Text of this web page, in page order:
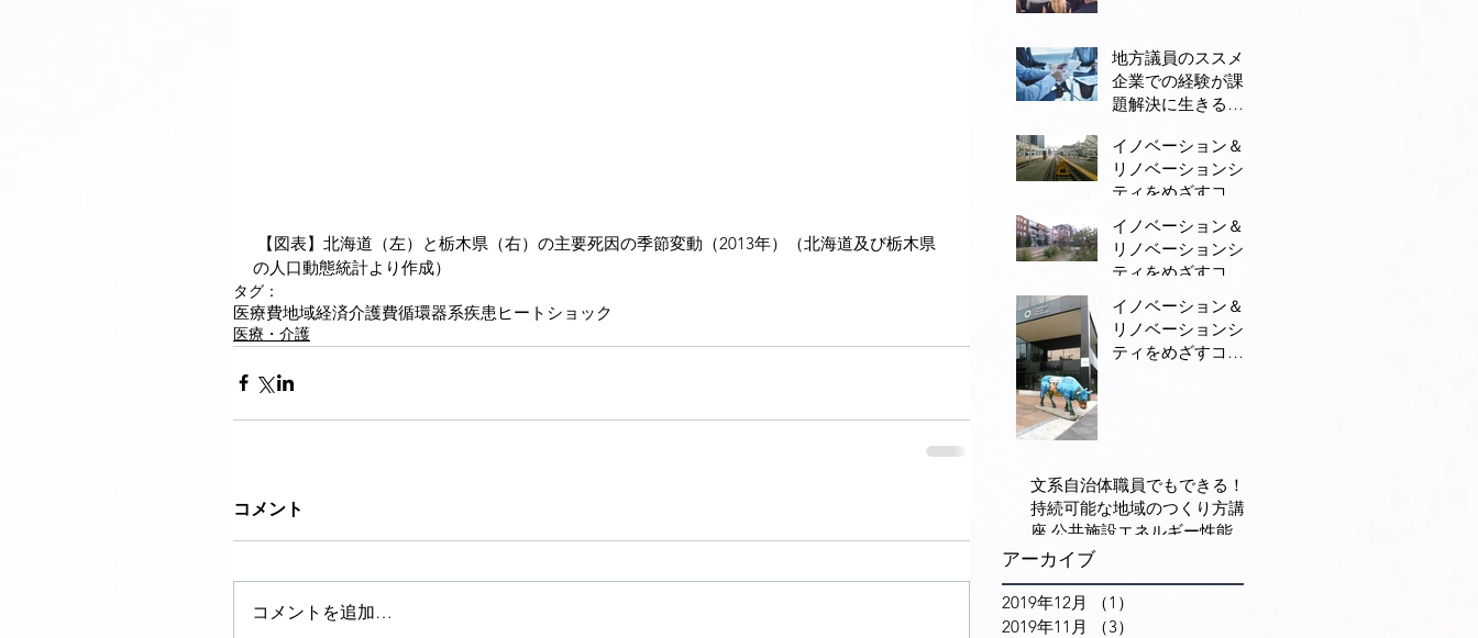
の人口動態統計より作成）
タグ：
医療費地域経済介護費循環器系疾患 ヒートショック
医療・介護
コメント
コメントを追加…
地方議員のススメ
企業での経験が課
題解決に生きるは
イノベーション＆
リノベーションシ
ティをめざすコロ
（３） モータリ
ゼーションから公
街へ変身
イノベーション＆
リノベーションシ
ティをめざすコロ
（２） 古い建物
のリノベーション
と集客施設の立
イノベーション＆
リノベーションシ
ティをめざすコロ
交流が重要
文系自治体職員でもできる！
持続可能な地域のつくり方講
座 公共施設エネルギー性能の
効果は光熱費の削減だけでな
アーカイブ
2019年12月 （1）
2019年11月
（3）